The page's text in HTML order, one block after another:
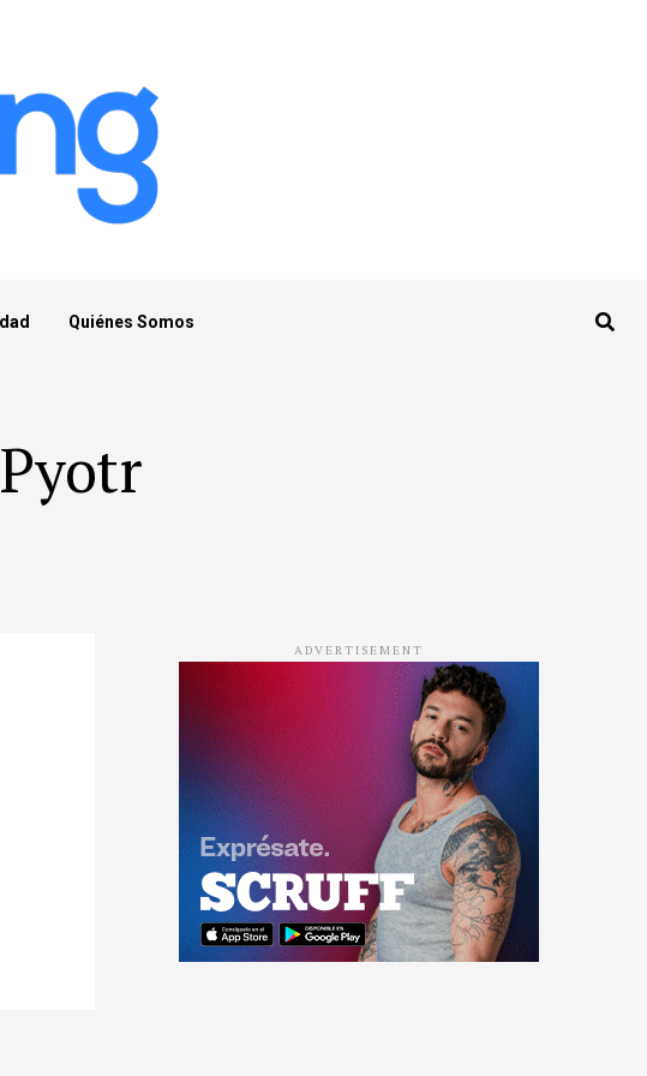
Quiénes Somos
ADVERTISEMENT